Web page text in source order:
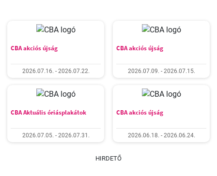
CBA akciós újság
2026.07.16. - 2026.07.22.
CBA akciós újság
2026.07.09. - 2026.07.15.
CBA Aktuális óriásplakátok
2026.07.05. - 2026.07.31.
CBA akciós újság
2026.06.18. - 2026.06.24.
HIRDETŐ